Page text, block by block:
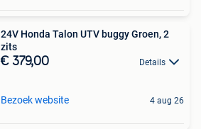
24V Honda Talon UTV buggy Groen, 2
zits
€ 379,00 Details
Bezoek website 4 aug 26